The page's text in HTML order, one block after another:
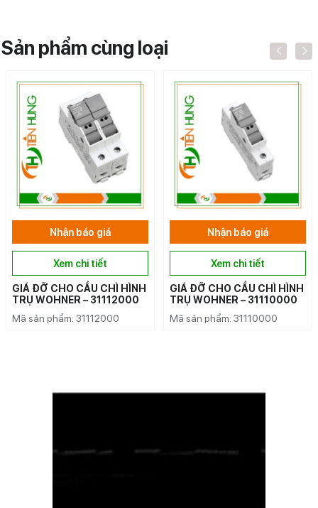
Sản phẩm cùng loại
Nhận báo giá
Xem chi tiết
GIÁ ĐỠ CHO CẦU CHÌ HÌNH
TRỤ WOHNER – 31112000
Mã sản phẩm: 31112000
Nhận báo giá
Xem chi tiết
GIÁ ĐỠ CHO CẦU CHÌ HÌNH
TRỤ WOHNER – 31110000
Mã sản phẩm: 31110000